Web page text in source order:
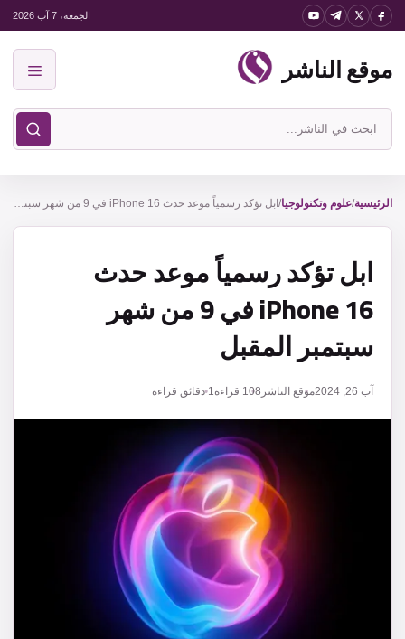
انتقل
المحتوى
الجمعة، 7 آب 2026
موقع الناشر
ابحث
في
الناشر
الرئيسية/علوم وتكنولوجيا/ ابل تؤكد رسمياً موعد حدث iPhone 16 في 9 من شهر سبتمبر المقبل
ابل تؤكد رسمياً موعد حدث
iPhone 16 في 9 من شهر
سبتمبر المقبل
آب 26, 2024 موقع الناشر 108 قراءة1 دقائق قراءة